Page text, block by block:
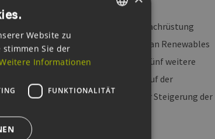
Leistungssteigerung bei der Nachrüstung
Engineers GmbH, den "German Renewables
Hamburger Mittelständler gegen fünf weitere
Absaugung der Luftströmung auf der
einen „wesentlichen Beitrag zur Steigerung der
Website zu
Sie der
Informationen
FUNKTIONALITÄT